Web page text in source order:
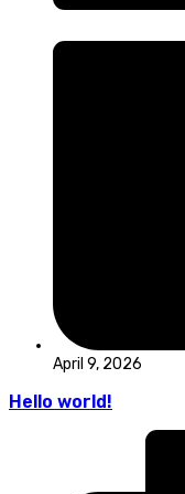
April 9, 2026
Hello world!